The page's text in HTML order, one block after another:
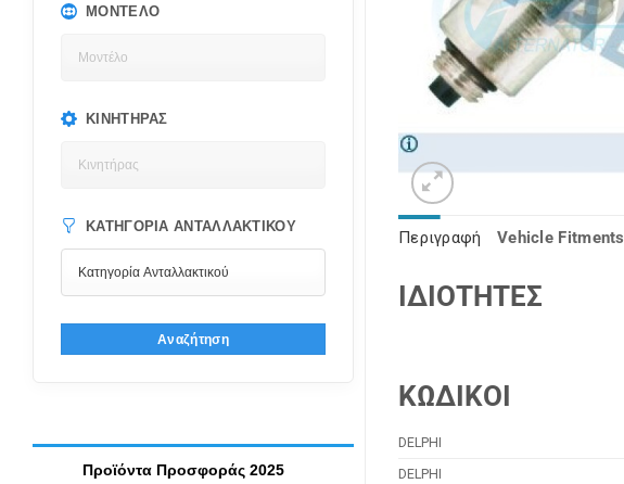
ΜΟΝΤΈΛΟ
ΚΙΝΗΤΉΡΑΣ
ΚΑΤΗΓΟΡΊΑ ΑΝΤΑΛΛΑΚΤΙΚΟΎ
Αναζήτηση
Προϊόντα Προσφοράς 2025
Περιγραφή Vehicle Fitments
ΙΔΙΟΤΗΤΕΣ
ΚΩΔΙΚΟΙ
DELPHI
DELPHI